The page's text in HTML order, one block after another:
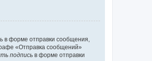
в форме отправки сообщения,
«Отправка сообщений»
подпись в форме отправки